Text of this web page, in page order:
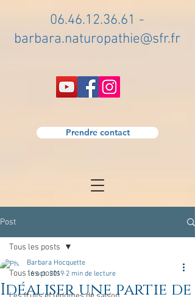
06.46.12.36.61 -
barbara.naturopathie@sfr.fr
Prendre contact
Post
Tous les posts
Tous les posts
Idéaliser une partie de
Barbara Hocquette
16 oct. 2019 2 min de lecture